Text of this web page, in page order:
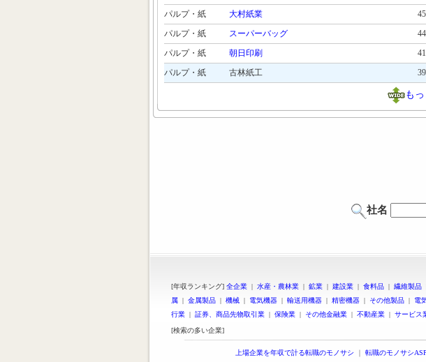
パルプ・紙
大村紙業
パルプ・紙
スーパーバッグ
パルプ・紙
朝日印刷
パルプ・紙
古林紙工
も
社名
[年収ランキング] 全企業 | 水産・農林業 | 鉱業 | 建設業 | 食料品 | 繊維製品
属 | 金属製品 | 機械 | 電気機器 | 輸送用機器 | 精密機器 | その他製品 | 電
行業 | 証券、商品先物取引業 | 保険業 | その他金融業 | 不動産業 | サービス
[検索の多い企業]
上場企業を年収で計る転職のモノサシ ｜ 転職のモノサシASP